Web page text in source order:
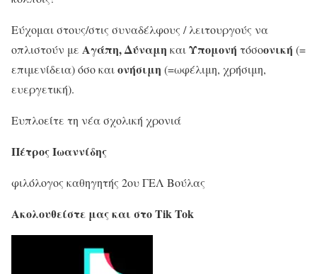
Εύχομαι στους/στις συναδέλφους / λειτουργούς να
οπλιστούν με Αγάπη, Δύναμη καιΥπομονή τόσοονική (=
επιμενίδεια) όσο καιονήσιμη (=ωφέλιμη, χρήσιμη,
ευεργετική).
Ευπλοείτε τη νέα σχολική χρονιά
Πέτρος Ιωαννίδης
φιλόλογος καθηγητής 2ου ΓΕΛ Βούλας
Ακολουθείστε μας και στο Tik Tok